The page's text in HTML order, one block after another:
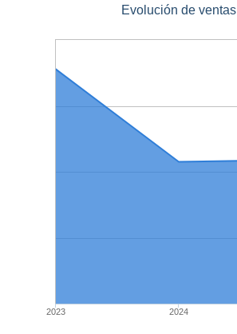
Evolución de ventas
2023 2024